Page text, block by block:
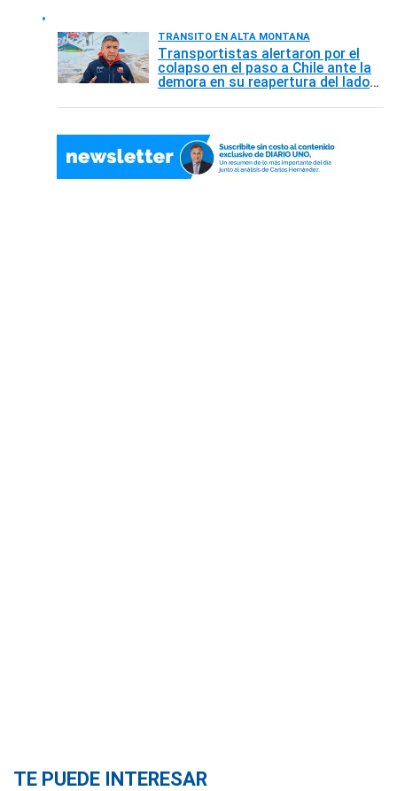
TRÁNSITO EN ALTA MONTAÑA
Transportistas alertaron por el
colapso en el paso a Chile ante la
demora en su reapertura del lado
TE PUEDE INTERESAR